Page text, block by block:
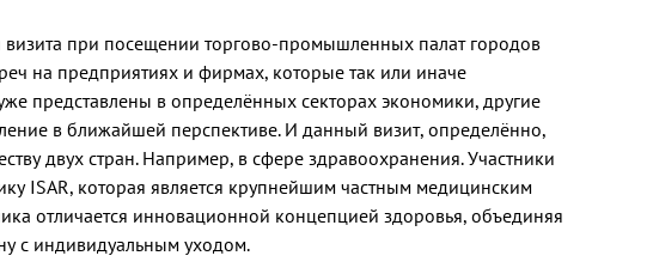
при посещении торгово-промышленных палат городов
на предприятиях и фирмах, которые так или иначе
представлены в определённых секторах экономики, другие
в ближайшей перспективе. И данный визит, определённо,
двух стран. Например, в сфере здравоохранения. Участники
ISAR, которая является крупнейшим частным медицинским
отличается инновационной концепцией здоровья, объединяя
с индивидуальным уходом.